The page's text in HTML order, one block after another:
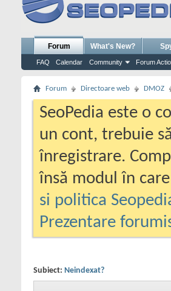
Forum
FAQ Calendar Community Forum
What's New?
Forum Directoare web DMOZ
SeoPedia este o
un cont, trebuie
înregistrare.
însă modul în
si politica
Prezentare
Subiect: Neindexat?